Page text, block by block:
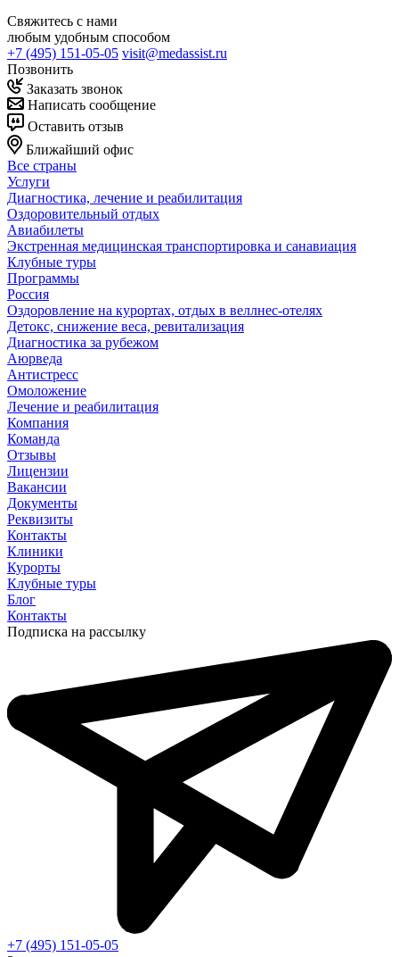
Свяжитесь с нами
любым удобным способом
+7 (495) 151-05-05 visit@medassist.ru
Позвонить
Заказать звонок
Написать сообщение
Оставить отзыв
Ближайший офис
Все страны
Услуги
Диагностика, лечение и реабилитация
Оздоровительный отдых
Авиабилеты
Экстренная медицинская транспортировка и санавиация
Клубные туры
Программы
Россия
Оздоровление на курортах, отдых в веллнес-отелях
Детокс, снижение веса, ревитализация
Диагностика за рубежом
Аюрведа
Антистресс
Омоложение
Лечение и реабилитация
Компания
Команда
Отзывы
Лицензии
Вакансии
Документы
Реквизиты
Контакты
Клиники
Курорты
Клубные туры
Блог
Контакты
Подписка на рассылку
+7 (495) 151-05-05